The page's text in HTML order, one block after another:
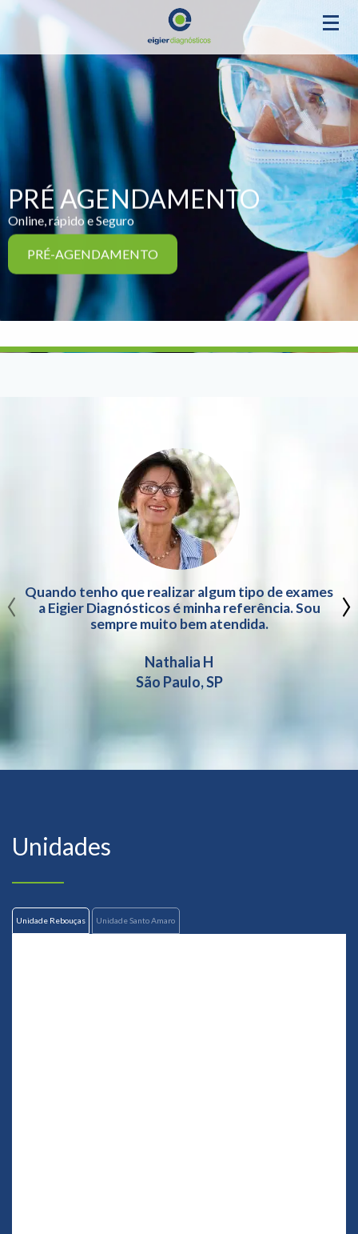
PRÉ AGENDAMENTO
Online, rápido e Seguro
PRÉ-AGENDAMENTO
Quando tenho que realizar algum tipo de exames
a Eigier Diagnósticos é minha referência. Sou
sempre muito bem atendida.
Nathalia H
São Paulo, SP
‹ ›
Unidades
Unidade Rebouças Unidade Santo Amaro